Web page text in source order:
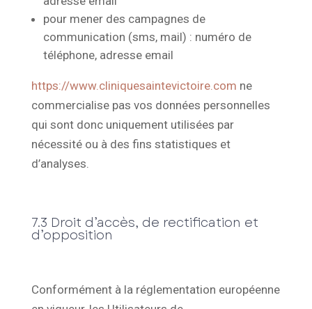
pour mener des campagnes de
communication (sms, mail) : numéro de
téléphone, adresse email
https://www.cliniquesaintevictoire.com ne
commercialise pas vos données personnelles
qui sont donc uniquement utilisées par
nécessité ou à des fins statistiques et
d’analyses.
7.3 Droit d’accès, de rectification et
d’opposition
Conformément à la réglementation européenne